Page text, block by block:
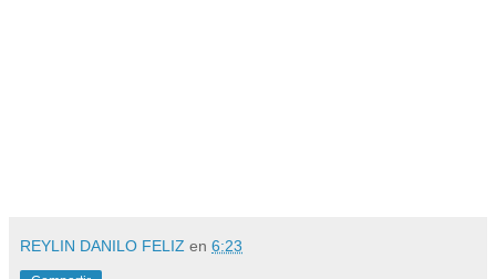
REYLIN DANILO FELIZ en 6:23